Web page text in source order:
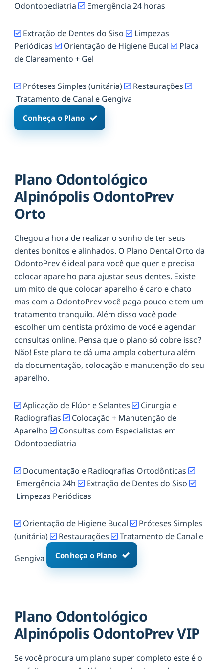
Odontopediatria
Emergência 24 horas
Extração de Dentes do Siso
Limpezas
Periódicas
Orientação de Higiene Bucal
Placa
de Clareamento + Gel
Próteses Simples (unitária)
Restaurações
Tratamento de Canal e Gengiva
Conheça o Plano
Plano Odontológico
Alpinópolis OdontoPrev
Orto
Chegou a hora de realizar o sonho de ter seus
dentes bonitos e alinhados. O Plano Dental Orto da
OdontoPrev é ideal para você que quer e precisa
colocar aparelho para ajustar seus dentes. Existe
um mito de que colocar aparelho é caro e chato
mas com a OdontoPrev você paga pouco e tem um
tratamento tranquilo. Além disso você pode
escolher um dentista próximo de você e agendar
consultas online. Pensa que o plano só cobre isso?
Não! Este plano te dá uma ampla cobertura além
da documentação, colocação e manutenção do seu
aparelho.
Aplicação de Flúor e Selantes
Cirurgia e
Radiografias
Colocação + Manutenção de
Aparelho
Consultas com Especialistas em
Odontopediatria
Documentação e Radiografias Ortodônticas
Emergência 24h
Extração de Dentes do Siso
Limpezas Periódicas
Orientação de Higiene Bucal
Próteses Simples
(unitária)
Restaurações Tratamento de Canal e
Gengiva Conheça o Plano
Plano Odontológico
Alpinópolis OdontoPrev VIP
Se você procura um plano super completo este é o